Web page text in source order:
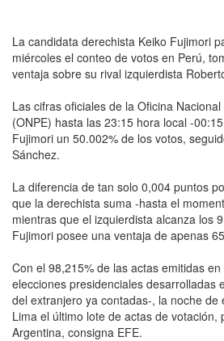
La candidata derechista Keiko Fujimori
miércoles el conteo de votos en Perú,
ventaja sobre su rival izquierdista
Las cifras oficiales de la Oficina
(ONPE) hasta las 23:15 hora local -
Fujimori un 50.002% de los votos,
Sánchez.
La diferencia de tan solo 0,004 puntos
que la derechista suma -hasta el
mientras que el izquierdista alcanza los
Fujimori posee una ventaja de apenas
Con el 98,215% de las actas emitidas
elecciones presidenciales desarrolladas
del extranjero ya contadas-, la noche de
Lima el último lote de actas de votación,
Argentina, consigna EFE.